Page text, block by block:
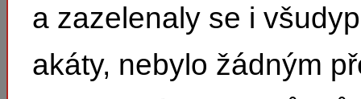
a zazelenaly se i
akáty, nebylo žádným